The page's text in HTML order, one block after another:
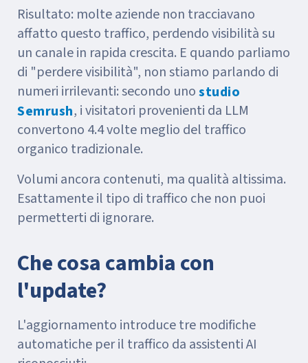
Risultato: molte aziende non tracciavano
affatto questo traffico, perdendo visibilità su
un canale in rapida crescita. E quando parliamo
di "perdere visibilità", non stiamo parlando di
numeri irrilevanti: secondo unostudio
Semrush, i visitatori provenienti da LLM
convertono 4.4 volte meglio del traffico
organico tradizionale.
Volumi ancora contenuti, ma qualità altissima.
Esattamente il tipo di traffico che non puoi
permetterti di ignorare.
Che cosa cambia con
l'update?
L'aggiornamento introduce tre modifiche
automatiche per il traffico da assistenti AI